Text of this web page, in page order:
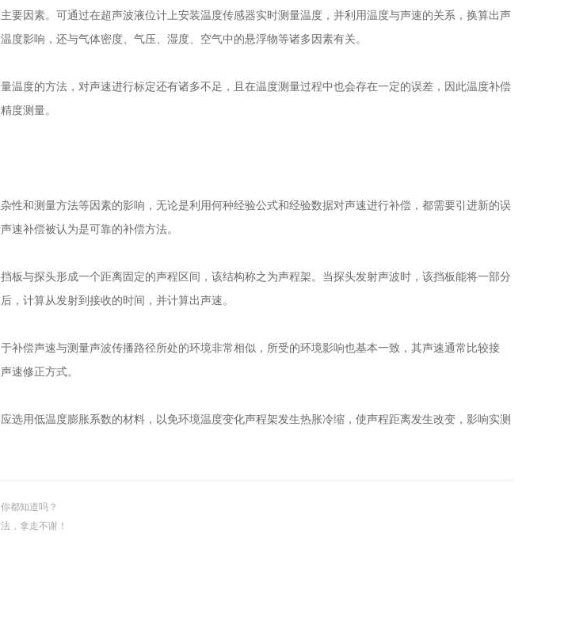
因素。可通过在超声波液位计上安装温度传感器实时测量温度，并利用温度与声速的关系，换算出声
度影响，还与气体密度、气压、湿度、空气中的悬浮物等诸多因素有关。
度的方法，对声速进行标定还有诸多不足，且在温度测量过程中也会存在一定的误差，因此温度补偿
度测量。
和测量方法等因素的影响，无论是利用何种经验公式和经验数据对声速进行补偿，都需要引进新的误
速补偿被认为是可靠的补偿方法。
与探头形成一个距离固定的声程区间，该结构称之为声程架。当探头发射声波时，该挡板能将一部分
，计算从发射到接收的时间，并计算出声速。
偿声速与测量声波传播路径所处的环境非常相似，所受的环境影响也基本一致，其声速通常比较接
速修正方式。
用低温度膨胀系数的材料，以免环境温度变化声程架发生热胀冷缩，使声程距离发生改变，影响实测
都知道吗？
，拿走不谢！